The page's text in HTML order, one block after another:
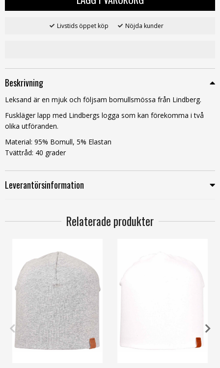
Livstids öppet köp Nöjda kunder
Beskrivning
Leksand är en mjuk och följsam bomullsmössa från Lindberg.
Fuskläger lapp med Lindbergs logga som kan förekomma i två
olika utföranden.
Material: 95% Bomull, 5% Elastan
Tvättråd: 40 grader
Leverantörsinformation
Relaterade produkter
48/52 52/56